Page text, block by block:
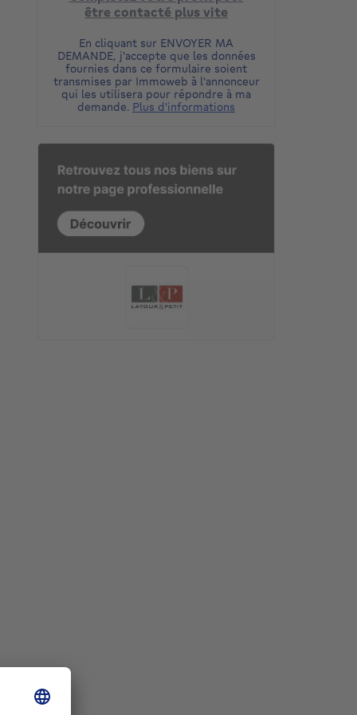
être contacté plus vite
En cliquant sur ENVOYER MA
DEMANDE, j'accepte que les données
fournies dans ce formulaire soient
transmises par Immoweb à l'annonceur
qui les utilisera pour répondre à ma
demande. Plus d'informations